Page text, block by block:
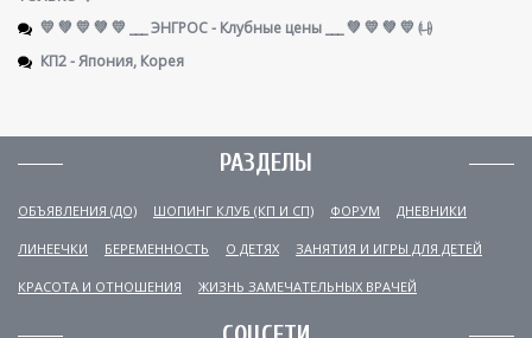
💛 💚 💛 💚 💛 ___ ЭНГРОС - Клубные цены ___ 💚 💛 💚 💛 ㈏
КП2 - Япония, Корея
РАЗДЕЛЫ
ОБЪЯВЛЕНИЯ (ДО) ШОПИНГ КЛУБ (КП И СП) ФОРУМ ДНЕВНИКИ
ЛИНЕЕЧКИ БЕРЕМЕННОСТЬ О ДЕТЯХ ЗАНЯТИЯ И ИГРЫ ДЛЯ ДЕТЕЙ
КРАСОТА И ОТНОШЕНИЯ ЖИЗНЬ ЗАМЕЧАТЕЛЬНЫХ ВРАЧЕЙ